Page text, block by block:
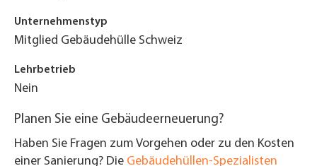
Unternehmenstyp
Mitglied Gebäudehülle Schweiz
Lehrbetrieb
Nein
Planen Sie eine Gebäudeerneuerung?
Haben Sie Fragen zum Vorgehen oder zu den Kosten
einer Sanierung? Die Gebäudehüllen-Spezialisten